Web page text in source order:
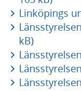
Linköpings
kB)